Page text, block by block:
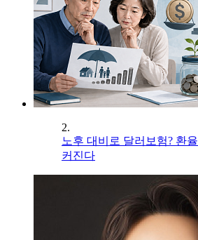
2.
노후 대비로 달러보험? 환
커진다